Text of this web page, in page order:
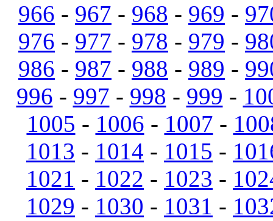
966 - 967 - 968 - 969 -
976 - 977 - 978 - 979 -
986 - 987 - 988 - 989 -
996 - 997 - 998 - 999 -
1005 - 1006 - 1007 -
1013 - 1014 - 1015 -
1021 - 1022 - 1023 -
1029 - 1030 - 1031 -